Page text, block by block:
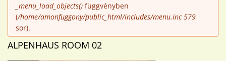
_menu_load_objects() függvényben
(/home/amonfuggony/public_html/includes/menu.inc 579
sor).
ALPENHAUS ROOM 02